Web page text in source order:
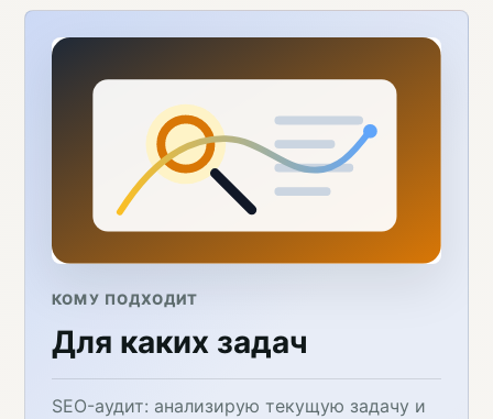
КОМУ ПОДХОДИТ
Для каких задач
SEO-аудит: анализирую текущую задачу и